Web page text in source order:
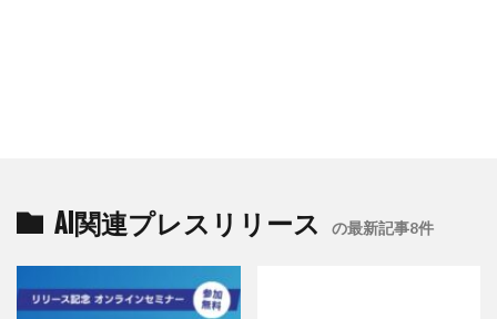
AI関連プレスリリース の最新記事8件